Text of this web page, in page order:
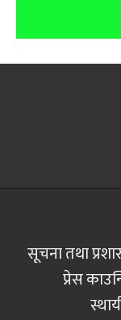
सूचना तथा
प्रेस